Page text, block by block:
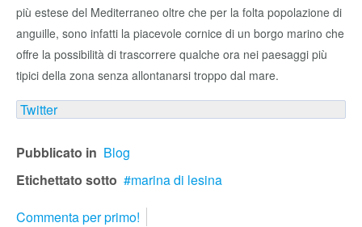
più estese del Mediterraneo oltre che per la folta popolazione di
anguille, sono infatti la piacevole cornice di un borgo marino che
offre la possibilità di trascorrere qualche ora nei paesaggi più
tipici della zona senza allontanarsi troppo dal mare.
Twitter
Pubblicato in Blog
Etichettato sotto
marina di lesina
Commenta per primo!